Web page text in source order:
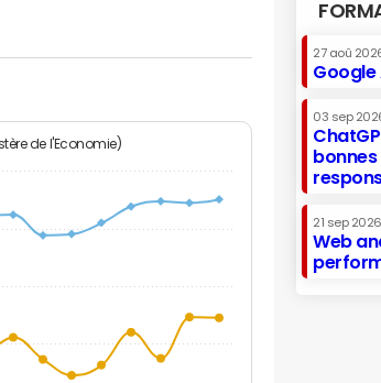
de l'Economie)
27 aoû
Google
03 sep
21 sep 2026
Web